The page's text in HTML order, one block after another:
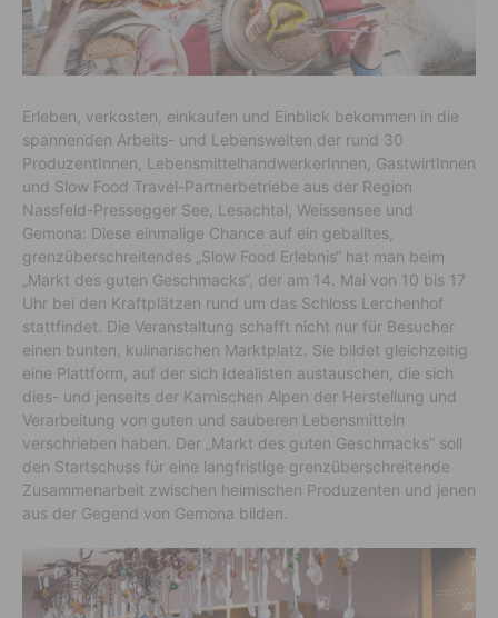
Erleben, verkosten, einkaufen und Einblick bekommen in die
spannenden Arbeits- und Lebenswelten der rund 30
ProduzentInnen, LebensmittelhandwerkerInnen, GastwirtInnen
und Slow Food Travel-Partnerbetriebe aus der Region
Nassfeld-Pressegger See, Lesachtal, Weissensee und
Gemona: Diese einmalige Chance auf ein geballtes,
grenzüberschreitendes „Slow Food Erlebnis“ hat man beim
„Markt des guten Geschmacks“, der am 14. Mai von 10 bis 17
Uhr bei den Kraftplätzen rund um das Schloss Lerchenhof
stattfindet. Die Veranstaltung schafft nicht nur für Besucher
einen bunten, kulinarischen Marktplatz. Sie bildet gleichzeitig
eine Plattform, auf der sich Idealisten austauschen, die sich
dies- und jenseits der Karnischen Alpen der Herstellung und
Verarbeitung von guten und sauberen Lebensmitteln
verschrieben haben. Der „Markt des guten Geschmacks” soll
den Startschuss für eine langfristige grenzüberschreitende
Zusammenarbeit zwischen heimischen Produzenten und jenen
aus der Gegend von Gemona bilden.